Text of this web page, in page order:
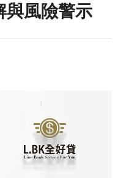
與風險警示